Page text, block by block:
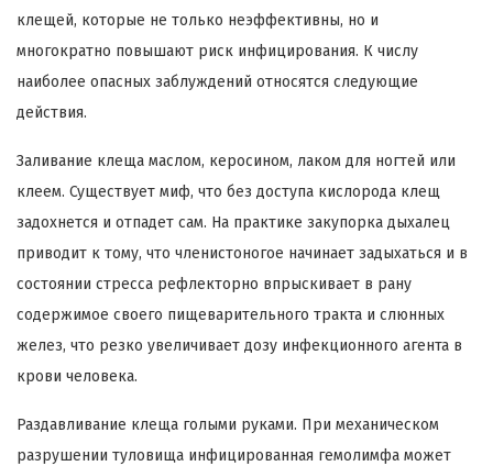
клещей, которые не только неэффективны, но и
многократно повышают риск инфицирования. К числу
наиболее опасных заблуждений относятся следующие
действия.
Заливание клеща маслом, керосином, лаком для ногтей или
клеем. Существует миф, что без доступа кислорода клещ
задохнется и отпадет сам. На практике закупорка дыхалец
приводит к тому, что членистоногое начинает задыхаться и в
состоянии стресса рефлекторно впрыскивает в рану
содержимое своего пищеварительного тракта и слюнных
желез, что резко увеличивает дозу инфекционного агента в
крови человека.
Раздавливание клеща голыми руками. При механическом
разрушении туловища инфицированная гемолимфа может